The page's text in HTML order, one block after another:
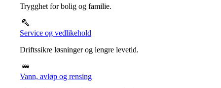
Trygghet for bolig og familie.
Service og vedlikehold
Driftssikre løsninger og lengre levetid.
Vann, avløp og rensing